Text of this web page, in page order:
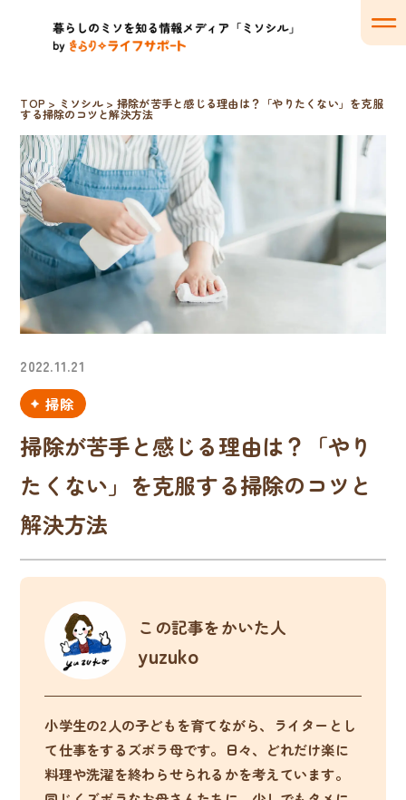
TOP > ミソシル > 掃除が苦手と感じる理由は？「やりたくない」を克服
する掃除のコツと解決方法
2022.11.21
掃除
掃除が苦手と感じる理由は？「やり
たくない」を克服する掃除のコツと
解決方法
この記事をかいた人
yuzuko
小学生の2人の子どもを育てながら、ライターとし
て仕事をするズボラ母です。日々、どれだけ楽に
料理や洗濯を終わらせられるかを考えています。